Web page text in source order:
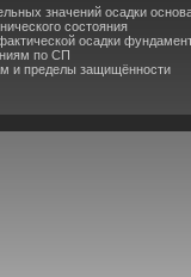
значений осадки
состояния
осадки
по СП
и пределы защищённости